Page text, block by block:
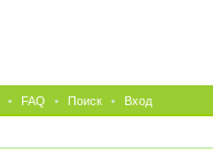
• FAQ • Поиск • Вход